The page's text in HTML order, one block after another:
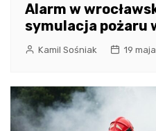
Alarm w
symulacja pożaru
Kamil Sośniak 19